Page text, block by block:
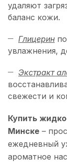
удаляют
баланс кожи.
Глицерин
увлажнения,
Экстракт
свежести и
Купить
Минске –
ежедневный
ароматное